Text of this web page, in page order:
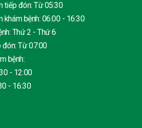
đón: Từ 05:30
bệnh: 06:00 - 16:30
Thứ 2 - Thứ 6
đón: Từ 07:00
bệnh:
- 12:00
- 16:30